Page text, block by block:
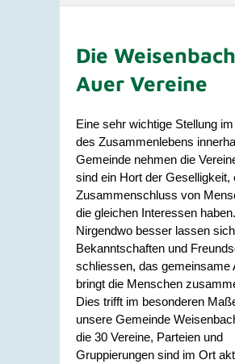
Die
Auer Vereine​
Eine sehr wichtige Stellung
des Zusammenlebens
Gemeinde nehmen die
sind ein Hort der Geselligkeit,
Zusammenschluss von
die gleichen Interessen haben.
Nirgendwo besser lassen sich
Bekanntschaften und
schliessen, das gemeinsame
bringt die Menschen
Dies trifft im besonderen
unsere Gemeinde
die 30 Vereine, Parteien und
Gruppierungen sind im Ort